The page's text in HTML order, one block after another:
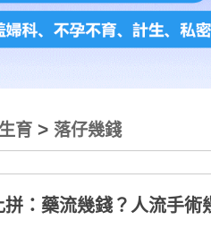
育 > 落仔幾錢
：藥流幾錢？人流手